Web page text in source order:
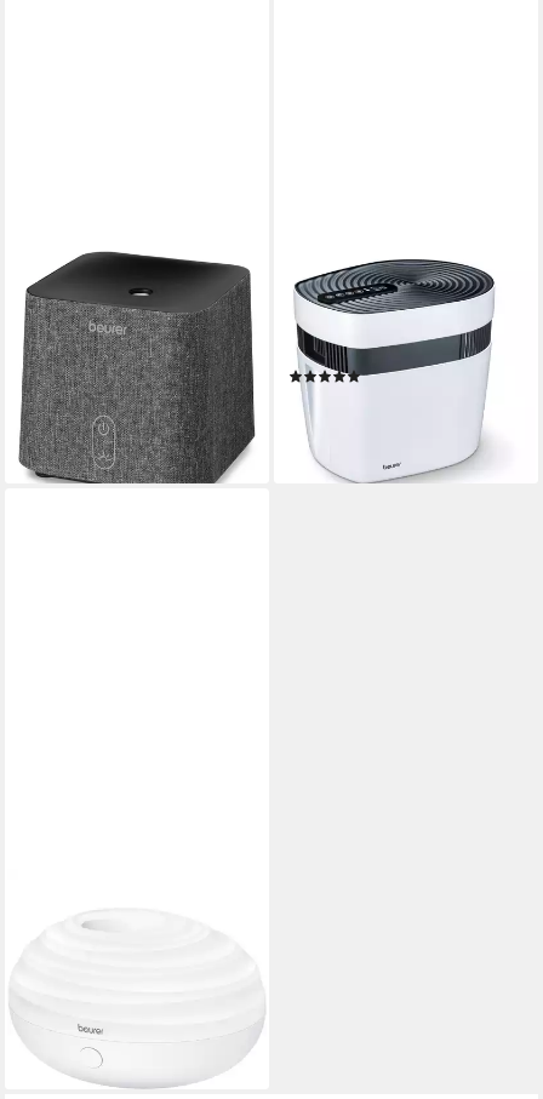
BEURER
Diffuser
ab 46,57 €
lieferbar - in 2-3 Werktagen bei dir
BEURER
Luftreiniger MK 500
24 W
50 m² Raumgröße
(1)
ab 255,83 €
-30%
lieferbar - in 3-4 Werktagen bei dir
Luftbefeuchter Beurer Aroma
-35%
lieferbar - in 3-4 Werktagen bei dir